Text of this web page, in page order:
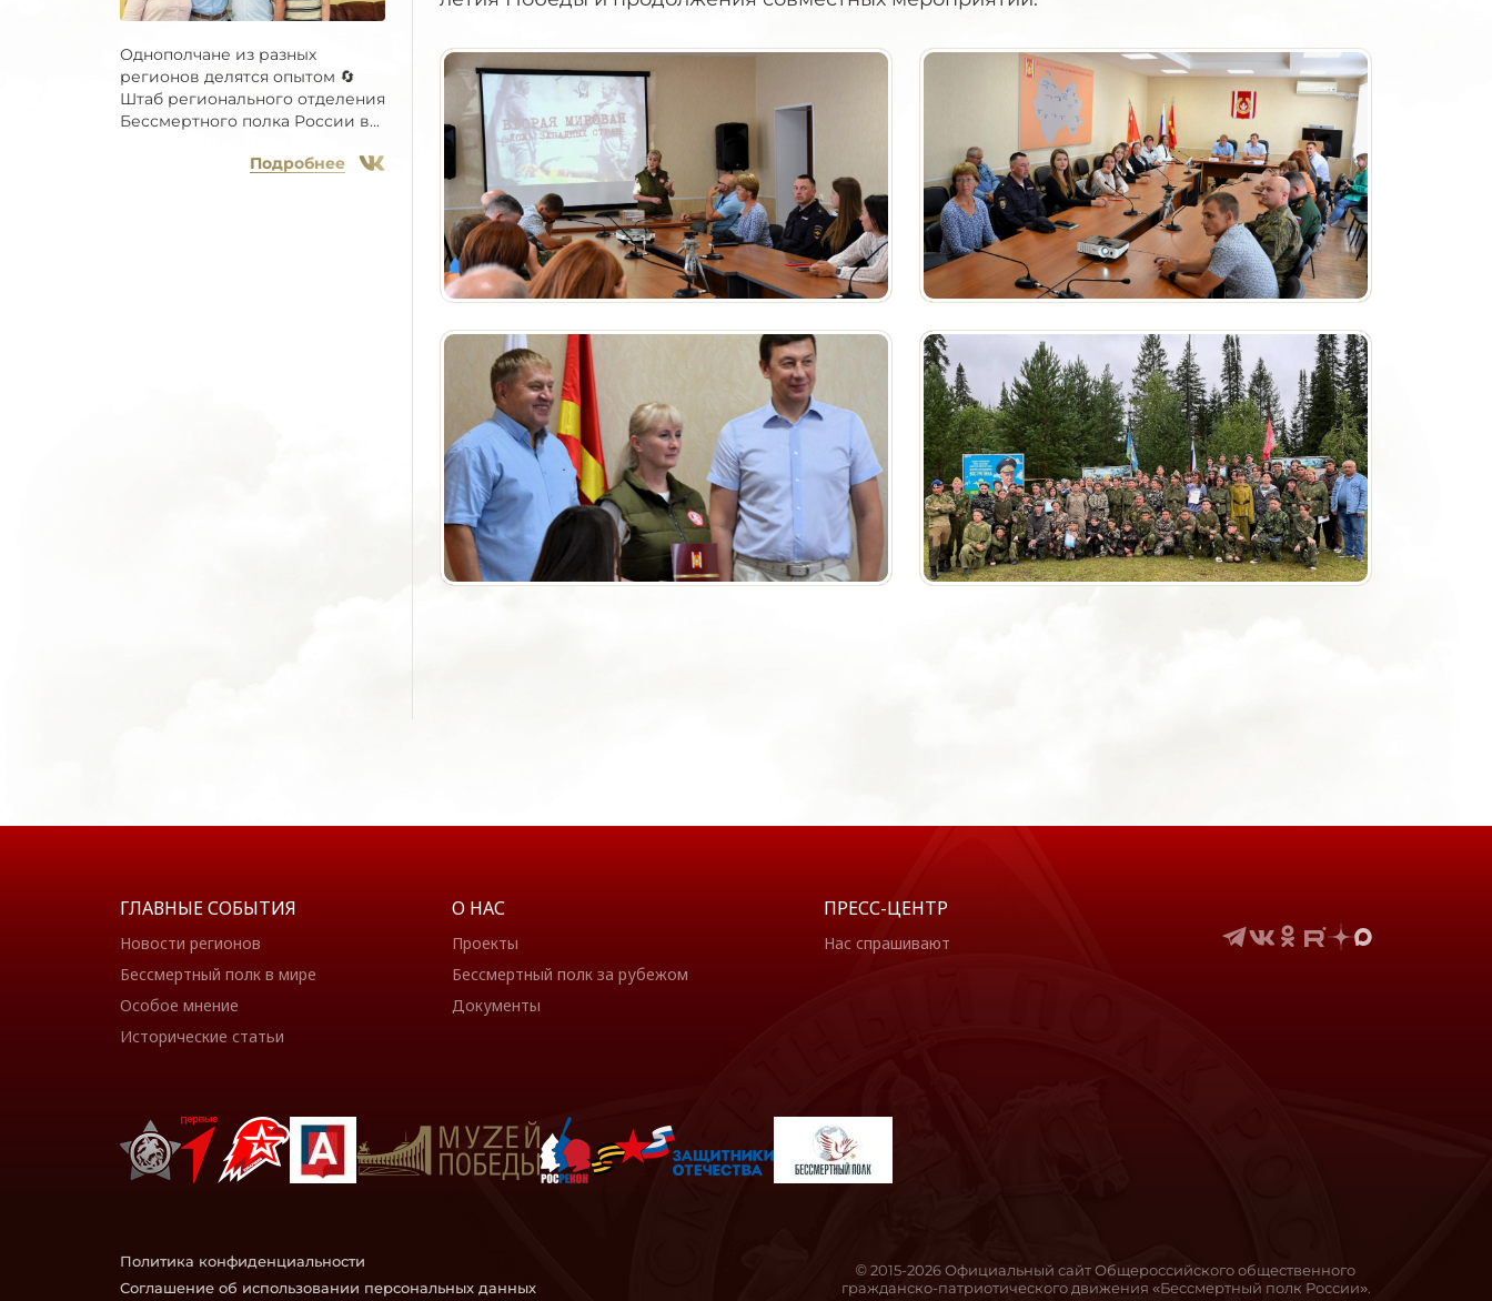
Однополчане из разных
регионов делятся опытом 🔄
Штаб регионального отделения
Бессмертного полка России в...
Подробнее
ГЛАВНЫЕ СОБЫТИЯ
Новости регионов
Бессмертный полк в мире
Особое мнение
Исторические статьи
О НАС
Проекты
Бессмертный полк за рубежом
Документы
ПРЕСС-ЦЕНТР
Нас спрашивают
Политика конфиденциальности
Соглашение об использовании персональных данных
© 2015-2026 Официальный сайт Общероссийского общественного
гражданско-патриотического движения «Бессмертный полк России».